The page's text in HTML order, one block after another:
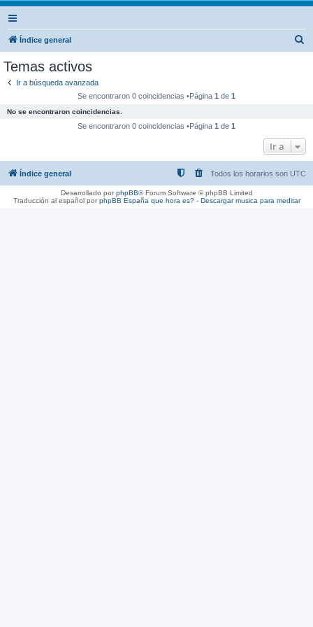
Índice general
Temas activos
Ir a búsqueda avanzada
Se encontraron 0 coincidencias •Página 1 de 1
No se encontraron coincidencias.
Se encontraron 0 coincidencias •Página 1 de 1
Ir a
Índice general Todos los horarios son UTC
Desarrollado porphpBB® Forum Software © phpBB Limited
Traducción al español porphpBB España que hora es?- Descargar musica para meditar